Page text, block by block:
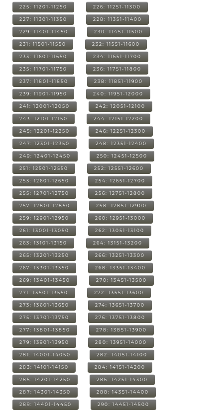
225: 11201-11250 226: 11251-11300
227: 11301-11350 228: 11351-11400
229: 11401-11450 230: 11451-11500
231: 11501-11550 232: 11551-11600
233: 11601-11650 234: 11651-11700
235: 11701-11750 236: 11751-11800
237: 11801-11850 238: 11851-11900
239: 11901-11950 240: 11951-12000
241: 12001-12050 242: 12051-12100
243: 12101-12150 244: 12151-12200
245: 12201-12250 246: 12251-12300
247: 12301-12350 248: 12351-12400
249: 12401-12450 250: 12451-12500
251: 12501-12550 252: 12551-12600
253: 12601-12650 254: 12651-12700
255: 12701-12750 256: 12751-12800
257: 12801-12850 258: 12851-12900
259: 12901-12950 260: 12951-13000
261: 13001-13050 262: 13051-13100
263: 13101-13150 264: 13151-13200
265: 13201-13250 266: 13251-13300
267: 13301-13350 268: 13351-13400
269: 13401-13450 270: 13451-13500
271: 13501-13550 272: 13551-13600
273: 13601-13650 274: 13651-13700
275: 13701-13750 276: 13751-13800
277: 13801-13850 278: 13851-13900
279: 13901-13950 280: 13951-14000
281: 14001-14050 282: 14051-14100
283: 14101-14150 284: 14151-14200
285: 14201-14250 286: 14251-14300
287: 14301-14350 288: 14351-14400
289: 14401-14450 290: 14451-14500